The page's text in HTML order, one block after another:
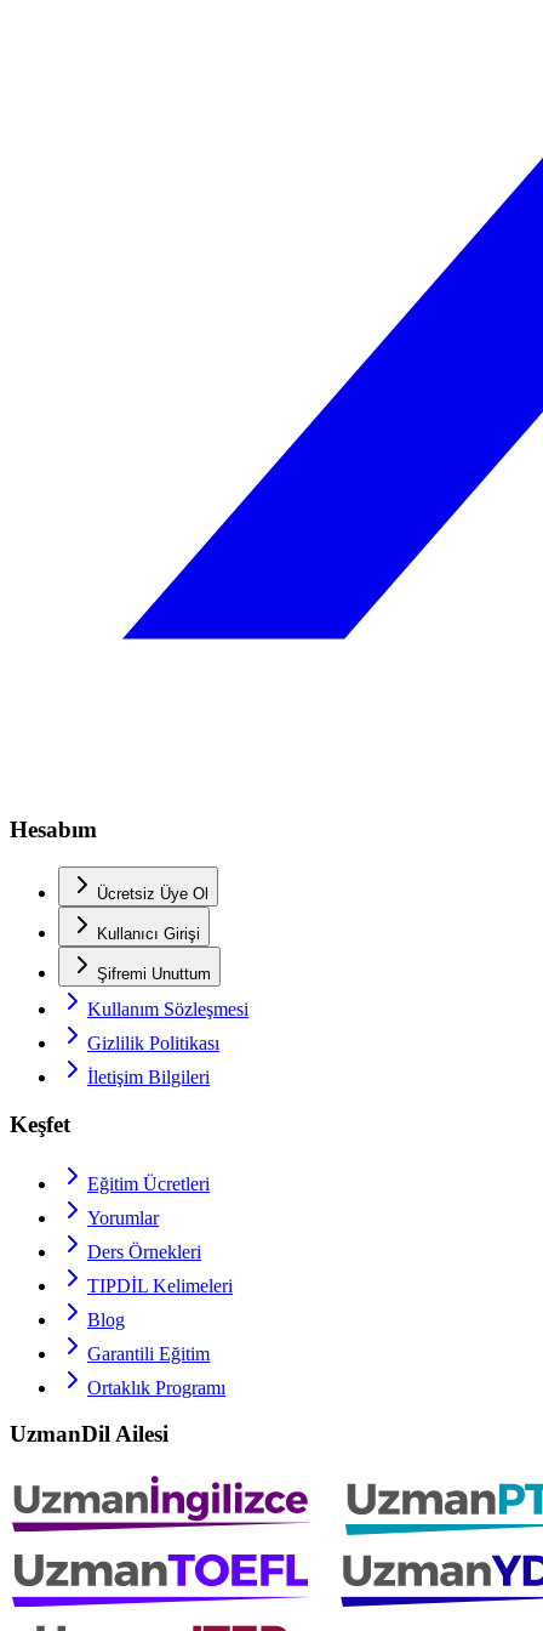
Hesabım
Ücretsiz Üye Ol
Kullanıcı Girişi
Şifremi Unuttum
Kullanım Sözleşmesi
Gizlilik Politikası
İletişim Bilgileri
Keşfet
Eğitim Ücretleri
Yorumlar
Ders Örnekleri
TIPDİL Kelimeleri
Blog
Garantili Eğitim
Ortaklık Programı
UzmanDil Ailesi